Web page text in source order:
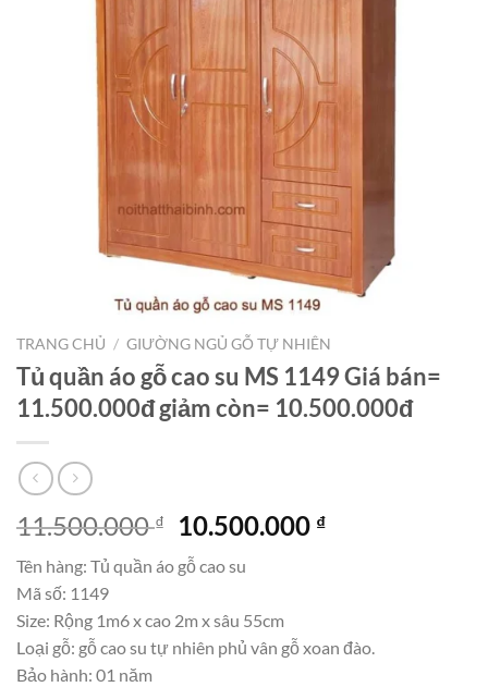
TRANG CHỦ / GIƯỜNG NGỦ GỖ TỰ NHIÊN
Tủ quần áo gỗ cao su MS 1149 Giá bán=
11.500.000đ giảm còn= 10.500.000đ
11.500.000₫
Giá
gốc
là:
10.500.000 ₫Giá
Tên hàng: Tủ quần áo gỗ cao su
Mã số: 1149
Size: Rộng 1m6 x cao 2m x sâu 55cm
Loại gỗ: gỗ cao su tự nhiên phủ vân gỗ xoan đào.
Bảo hành: 01 năm